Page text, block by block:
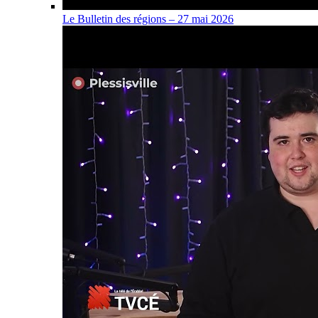
Le Bulletin des régions – 27 mai 2026